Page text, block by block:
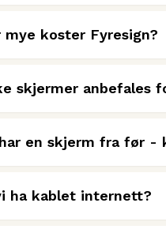
mye koster Fyresign?
skjermer anbefales
en skjerm fra før -
ha kablet internett?